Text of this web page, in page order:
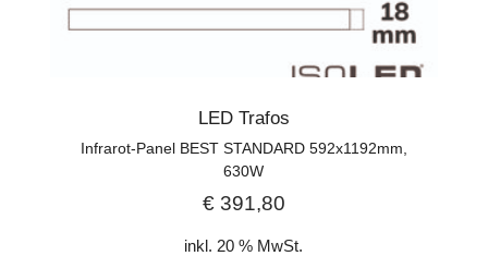
LED Trafos
Infrarot-Panel BEST STANDARD 592x1192mm,
630W
€391,80
inkl. 20 % MwSt.